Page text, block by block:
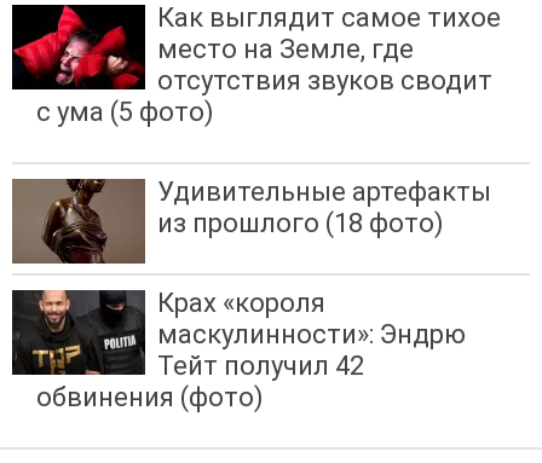
Как выглядит самое тихое
место на Земле, где
отсутствия звуков сводит
с ума (5 фото)
Удивительные артефакты
из прошлого (18 фото)
Крах «короля
маскулинности»: Эндрю
Тейт получил 42
обвинения (фото)